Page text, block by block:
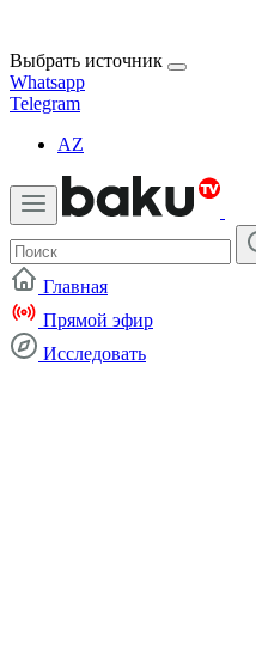
Выбрать источник
Whatsapp
Telegram
AZ
Главная
Прямой эфир
Исследовать